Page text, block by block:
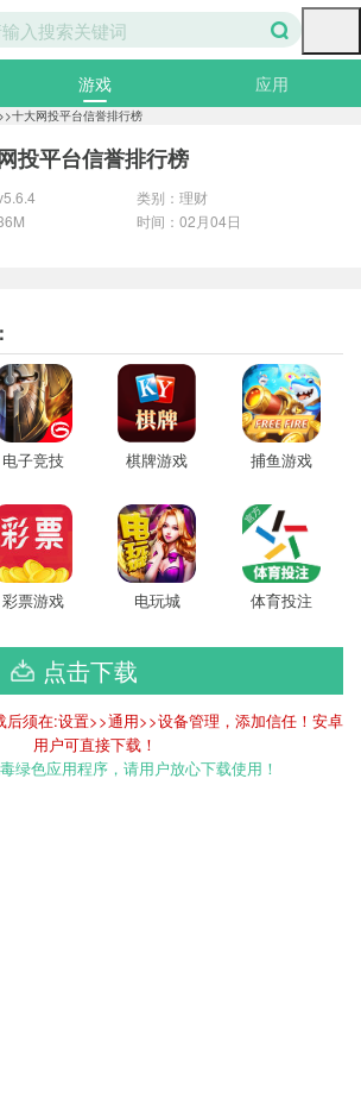
分类
图片大全
游戏 应用
>>十大网投平台信誉排行榜
投平台信誉排行榜
类别：理财
时间：02月04日
电子竞技 棋牌游戏 捕鱼游戏
彩票游戏 电玩城 体育投注
点击下载
后须在:设置>>通用>>设备管理，添加信任！安卓
用户可直接下载！
绿色应用程序，请用户放心下载使用！